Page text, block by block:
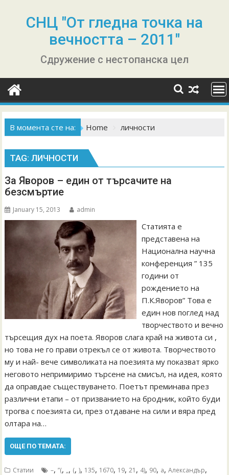
СНЦ "От гледна точка на
вечността – 2011"
Сдружение с нестопанска цел
В момента сте на: Home личности
TAG:ЛИЧНОСТИ
За Яворов – един от търсачите на
безсмъртие
January 15, 2013 admin
Статията е
представена на
Национална научна
конференция ” 135
години от
рождението на
П.К.Яворов” Това е
един нов поглед над
творчеството и вечно
търсещия дух на поета. Яворов слага край на живота си ,
но това не го прави отрекъл се от живота. Творчеството
му и най- вече символиката на поезията му показват ярко
неговото непримиримо търсене на смисъл, на идея, която
да оправдае съществуването. Поетът преминава през
различни етапи – от призванието на бродник, който буди
трогва с поезията си, през отдаване на сили и вяра пред
олтара на…
ОЩЕ ПО ТЕМАТА:
Статии –,”(, „, (,), 135, 1670, 19,21 , 4), 90, а,Александър,